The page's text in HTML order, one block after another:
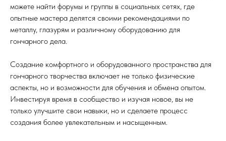
можете найти форумы и группы в социальных сетях, где
опытные мастера делятся своими рекомендациями по
металлу, глазурям и различному оборудованию для
гончарного дела.
Создание комфортного и оборудованного пространства для
гончарного творчества включает не только физические
аспекты, но и возможности для обучения и обмена опытом.
Инвестируя время в сообщество и изучая новое, вы не
только улучшите свои навыки, но и сделаете процесс
создания более увлекательным и насыщенным.